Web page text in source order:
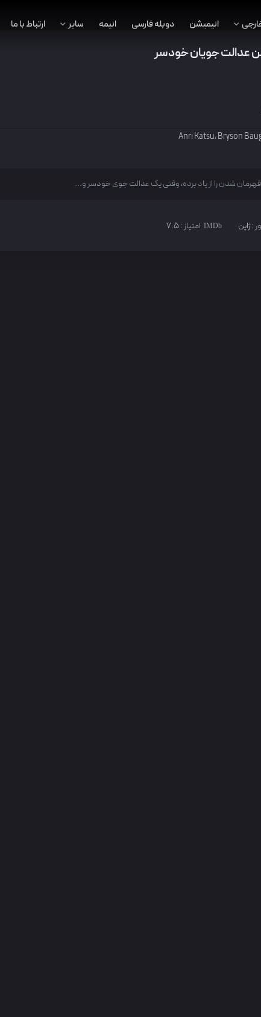
انیمیشن دوبله فارسی انیمه سایر ارتباط با ما
عدالت جویان خودسر
Anri Katsu،Bryson
شدن را از یاد برده، وقتی یک عدالت جوی خودسر و...
:ژاپن امتیاز :7.5